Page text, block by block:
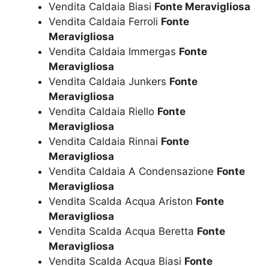
Vendita Caldaia Biasi Fonte Meravigliosa
Vendita Caldaia Ferroli Fonte
Meravigliosa
Vendita Caldaia Immergas Fonte
Meravigliosa
Vendita Caldaia Junkers Fonte
Meravigliosa
Vendita Caldaia Riello Fonte
Meravigliosa
Vendita Caldaia Rinnai Fonte
Meravigliosa
Vendita Caldaia A Condensazione Fonte
Meravigliosa
Vendita Scalda Acqua Ariston Fonte
Meravigliosa
Vendita Scalda Acqua Beretta Fonte
Meravigliosa
Vendita Scalda Acqua Biasi Fonte